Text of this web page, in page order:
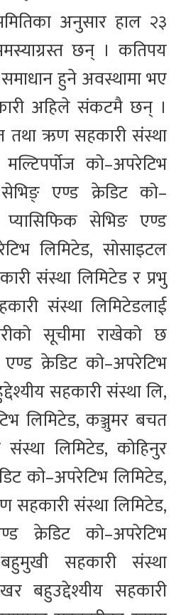
अनुसार हाल २३
छन् । कतिपय
हुने अवस्थामा भए
अहिले संकटमै छन् ।
ऋण सहकारी संस्था
मल्टिपर्पोज को–अपरेटिभ
सेभिङ् एण्ड क्रेडिट को–
प्यासिफिक सेभिङ एण्ड
लिमिटेड, सोसाइटल
संस्था लिमिटेड र प्रभु
संस्था लिमिटेडलाई
सूचीमा राखेको छ
क्रेडिट को–अपरेटिभ
सहकारी संस्था लि,
लिमिटेड, कञ्जुमर बचत
लिमिटेड, कोहिनुर
को–अपरेटिभ लिमिटेड,
संस्था लिमिटेड,
क्रेडिट को–अपरेटिभ
सहकारी संस्था
बहुउद्देश्यीय सहकारी